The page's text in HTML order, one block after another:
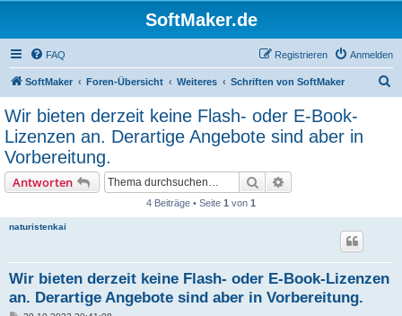
SoftMaker.de
FAQ Anmelden
Registrieren
SoftMaker Foren-Übersicht Weiteres Schriften von SoftMaker
Wir bieten derzeit keine Flash- oder E-Book-
Lizenzen an. Derartige Angebote sind aber in
Vorbereitung.
Antworten Suche
4 Beiträge • Seite 1 von 1
naturistenkai
Wir bieten derzeit keine Flash- oder E-Book-Lizenzen
an. Derartige Angebote sind aber in Vorbereitung.